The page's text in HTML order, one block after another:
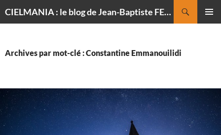
CIELMANIA : le blog de Jean-Baptiste FELDMANN, photographe du ciel
Archives par mot-clé : Constantine Emmanouilidi